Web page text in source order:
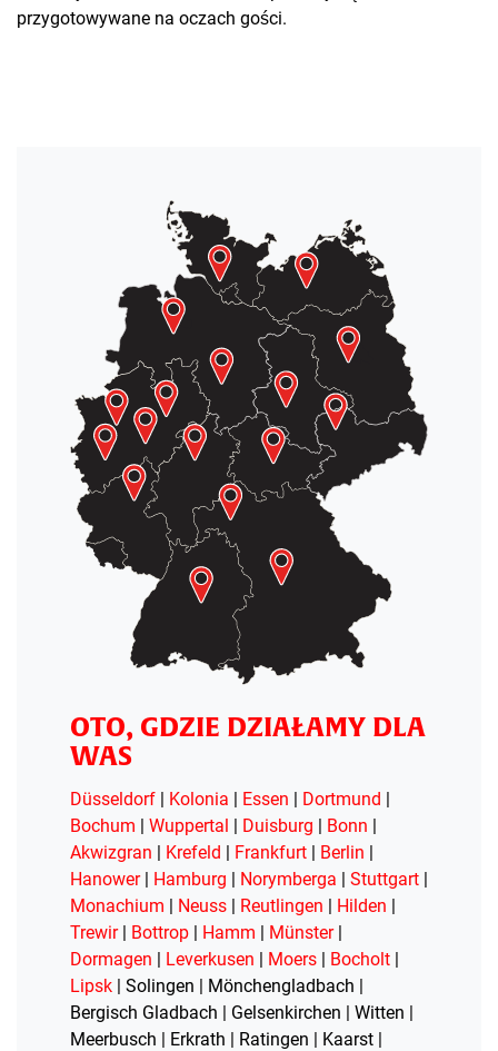
przygotowywane na oczach gości.
OTO, GDZIE DZIAŁAMY DLA
WAS
Düsseldorf | Kolonia | Essen | Dortmund |
Bochum | Wuppertal | Duisburg | Bonn |
Akwizgran | Krefeld | Frankfurt | Berlin |
Hanower| Hamburg | Norymberga | Stuttgart |
Monachium | Neuss | Reutlingen | Hilden |
Trewir| Bottrop | Hamm | Münster|
Dormagen | Leverkusen | Moers | Bocholt |
Lipsk | Solingen | Mönchengladbach |
Bergisch Gladbach | Gelsenkirchen | Witten |
Meerbusch | Erkrath | Ratingen | Kaarst |